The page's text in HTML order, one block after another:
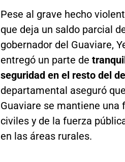
Pese al grave hecho
que deja un saldo parcial
gobernador del Guaviare,
entregó un parte de
seguridad en el resto del
departamental aseguró
Guaviare se mantiene
civiles y de la fuerza
en las áreas rurales.